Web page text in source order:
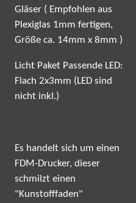
Gläser ( Empfohlen aus
Plexiglas 1mm fertigen,
Größe ca. 14mm x 8mm )
Licht Paket Passende LED:
Flach 2x3mm (LED sind
nicht inkl.)
Es handelt sich um einen
FDM-Drucker, dieser
schmilzt einen
"Kunstofffaden"